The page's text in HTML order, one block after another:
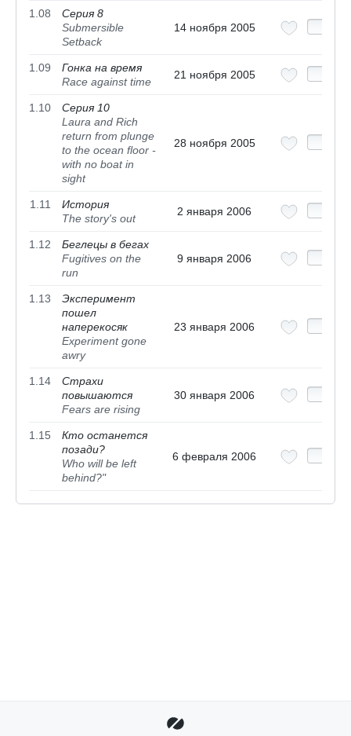
1.08
Серия 8
Submersible
Setback
14 ноября 2005
1.09
Гонка на время
Race against time
21 ноября 2005
1.10
Серия 10
Laura and Rich
return from plunge
to the ocean floor -
with no boat in
sight
28 ноября 2005
1.11
История
The story's out
2 января 2006
1.12
Беглецы в бегах
Fugitives on the
run
9 января 2006
1.13
Эксперимент
пошел
наперекосяк
Experiment gone
awry
23 января 2006
1.14
Страхи
повышаются
Fears are rising
30 января 2006
1.15
Кто останется
позади?
Who will be left
behind?"
6 февраля 2006